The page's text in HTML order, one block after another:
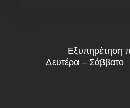
Εξυπηρέτηση
Δευτέρα – Σάββατο